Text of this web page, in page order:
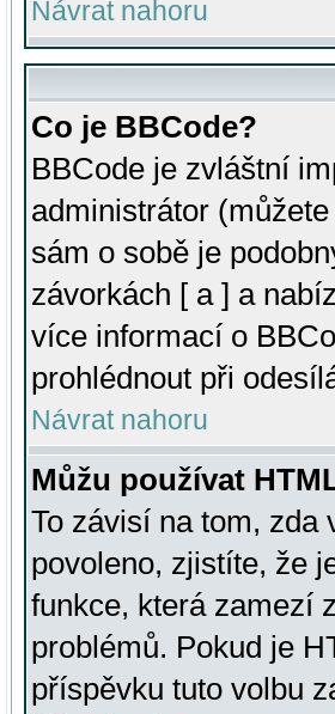
Návrat nahoru
Co je BBCode?
BBCode je zvláštní
administrátor
sám o sobě je
závorkách [ a ] a
více informací o
prohlédnout při
Návrat nahoru
Můžu používat
To závisí na tom, zda
povoleno, zjistíte, že
funkce, která zamezí
problémů. Pokud je
příspěvku tuto volbu